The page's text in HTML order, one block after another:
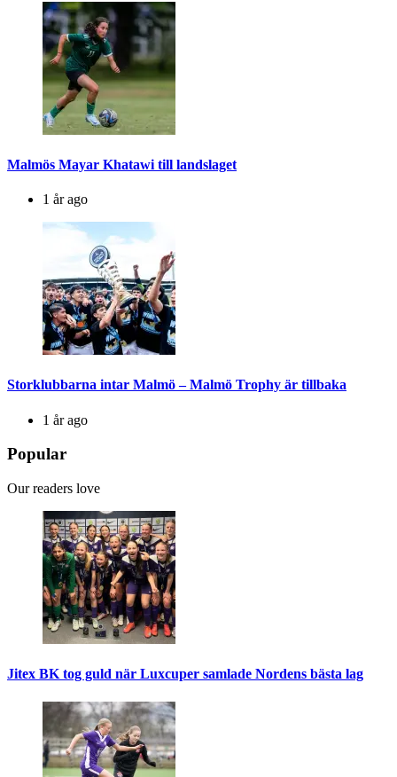
Malmös Mayar Khatawi till landslaget
1 år ago
Storklubbarna intar Malmö – Malmö Trophy är tillbaka
1 år ago
Popular
Our readers love
Jitex BK tog guld när Luxcuper samlade Nordens bästa lag